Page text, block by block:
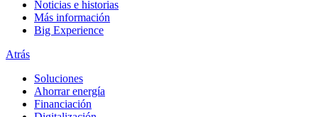
Noticias e historias
Más información
Big Experience
Atrás
Soluciones
Ahorrar energía
Financiación